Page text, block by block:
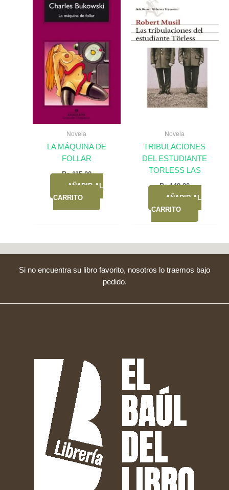
Novela
LA MÁQUINA DE
FOLLAR
Bs.115,00
AÑADIR AL
CARRITO
Novela
TRIBULACIONES
DEL ESTUDIANTE
TORLESS LAS
Bs.149,00
AÑADIR AL
CARRITO
Si no encuentra su libro favorito, nosotros lo traemos bajo
pedido.